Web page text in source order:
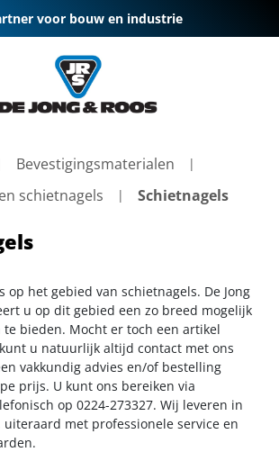
voor bouw en industrie
Bevestigingsmaterialen
schietnagels
Schietnagels
op het gebied van schietnagels. De Jong
u op dit gebied een zo breed mogelijk
bieden. Mocht er toch een artikel
u natuurlijk altijd contact met ons
vakkundig advies en/of bestelling
prijs. U kunt ons bereiken via
op 0224-273327. Wij leveren in
met professionele service en